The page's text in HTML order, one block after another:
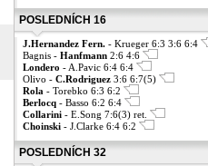
POSLEDNÍCH 16
J.Hernandez Fern. - Krueger 6:3 3:6 6:4
Bagnis - Hanfmann 2:6 4:6
Londero - A.Pavic 6:4 6:4
Olivo - C.Rodriguez 3:6 6:7(5)
Rola - Torebko 6:3 6:2
Berlocq - Basso 6:2 6:4
Collarini - E.Song 7:6(3) ret.
Choinski - J.Clarke 6:4 6:2
POSLEDNÍCH 32